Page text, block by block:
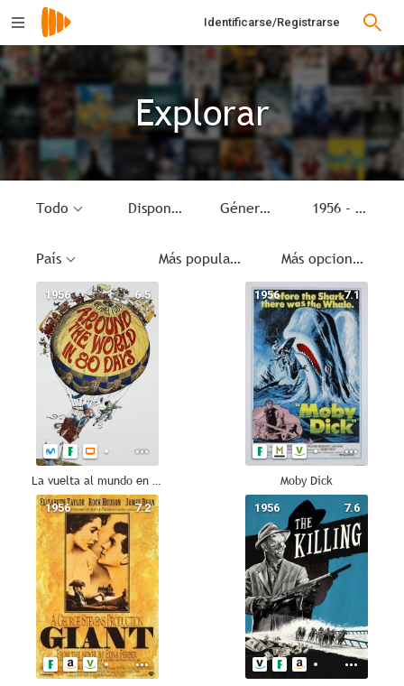
Identificarse/Registrarse
Explorar
Todo Disponible Género 1956 - 1956
País Más populares Más opciones
6.5
1956
La vuelta al mundo en 80 días
7.1
1956
Moby Dick
7.2
1956 7.6
1956